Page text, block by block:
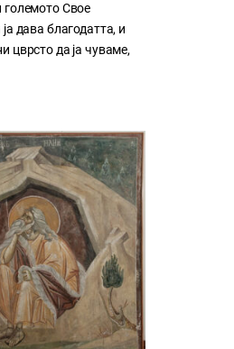
големото Свое
дава благодатта, и
цврсто да ја чуваме,